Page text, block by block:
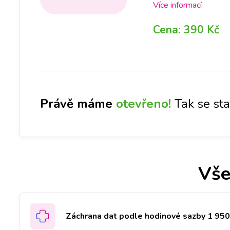
případě je, v rámci
Následně, po jejím
Více informací
Cena: 390 Kč
Právě máme otevřeno! Tak se
Záchrana dat podle hodinové sazby 1 950